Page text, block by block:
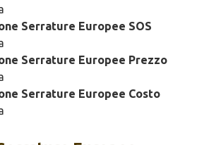
Serrature Europee SOS
Serrature Europee Prezzo
Serrature Europee Costo